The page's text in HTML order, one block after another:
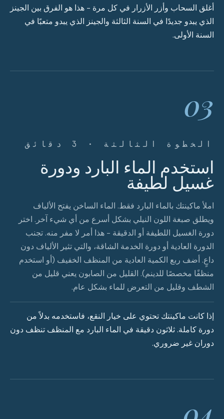
أغلق السحاب وأزر الأزرار في كل مرة - هذا هو الفرق بين الجينز
الذي يبدو جديدًا في السنة الثالثة والجينز الذي يبدو متعبًا في
السنة الأولى.
03
الخطوة الثالثة · 3 دقائق
استخدم الماء البارد ودورة
غسيل لطيفة
املأ ماكينتك بالماء البارد فقط. الماء الساخن يفتح الألياف
ويطلق صبغة اللون النيلي بشكل أسرع من أي شيء آخر. اختر
دورة الغسيل اللطيفة أو الدقيقة - هذا أمر لا مفر منه. تجنب
الدورة العادية أو دورة الخدمة الشاقة، والتي تثير الألياف دون
داعٍ. أضف ربع الكمية العادية من المنظف الخفيف (أو استخدم
منظفًا مخصصًا للدينم). القليل من الصابون يعني قليل من
الشطف وقليل من التعرض للماء بشكل عام.
إذا كانت ماكينتك تحتوي على خيار النقع، فاستخدمه بدلاً من
دورة كاملة. ثلاثون دقيقة في الماء البارد مع المنظف تنظف دون
دوران غير ضروري.